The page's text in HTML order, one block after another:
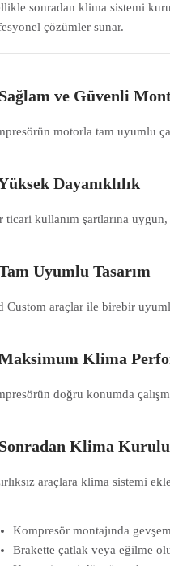
sonradan klima sistemi
çözümler sunar.
ve Güvenli
motorla tam uyumlu
Dayanıklılık
ticari kullanım şartlarına
Uyumlu Tasarım
Custom araçlar ile birebir
Klima
doğru konumda
Klima
araçlara klima sistemi
Kompresör montajında
Brakette çatlak veya eğilme